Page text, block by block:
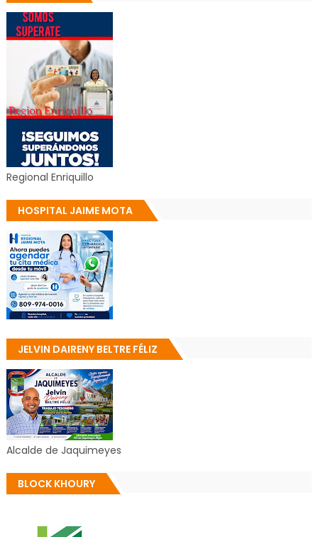
Regional Enriquillo
HOSPITAL JAIME MOTA
JELVIN DAIRENY BELTRE FÉLIZ
Alcalde de Jaquimeyes
BLOCK KHOURY